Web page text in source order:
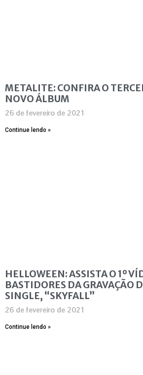
METALITE: CONFIRA O
NOVO ÁLBUM
26 de fevereiro de 2021
Continue lendo »
HELLOWEEN: ASSISTA O 1º
BASTIDORES DA GRAVAÇÃO
SINGLE, “SKYFALL”
26 de fevereiro de 2021
Continue lendo »